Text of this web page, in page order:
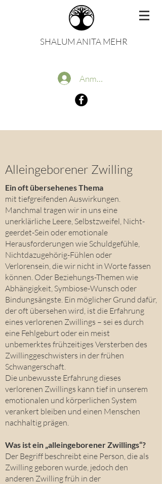
SHALUM ANITA MEHR
Anmelden
Alleingeborener Zwilling
Ein oft übersehenes Thema
mit tiefgreifenden Auswirkungen.
Manchmal tragen wir in uns eine
unerklärliche Leere, Selbstzweifel, Nicht-
geerdet-Sein oder emotionale
Herausforderungen wie Schuldgefühle,
Nichtdazugehörig-Fühlen oder
Verlorensein, die wir nicht in Worte fassen
können. Oder Beziehungs-Themen wie
Abhängigkeit, Symbiose-Wunsch oder
Bindungsängste. Ein möglicher Grund dafür,
der oft übersehen wird, ist die Erfahrung
eines verlorenen Zwillings – sei es durch
eine Fehlgeburt oder ein meist
unbemerktes frühzeitiges Versterben des
Zwillinggeschwisters in der frühen
Schwangerschaft.
Die unbewusste Erfahrung dieses
verlorenen Zwillings kann tief in unserem
emotionalen und körperlichen System
verankert bleiben und einen Menschen
nachhaltig prägen.
Was ist ein „alleingeborener Zwillings“?
Der Begriff beschreibt eine Person, die als
Zwilling geboren wurde, jedoch den
anderen Zwilling früh in der